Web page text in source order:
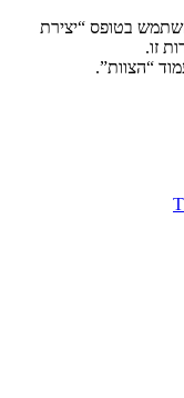
בטופס “יצירת
זו.
“הצוות”.